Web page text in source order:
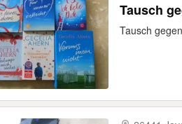
Tausch
Tausch